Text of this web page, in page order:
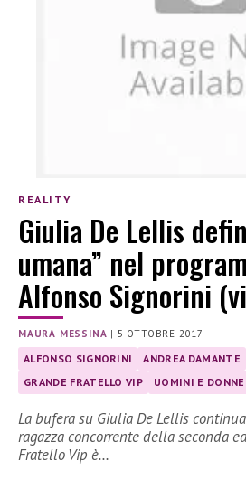
REALITY
Giulia De Lellis
umana” nel
Alfonso Signorini
MAURA MESSINA | 5 OTTOBRE 2017
ALFONSO SIGNORINI ANDREA DAMANTE
GRANDE FRATELLO VIP
UOMINI E DONNE
La bufera su Giulia De Lellis
ragazza concorrente della seconda
Fratello Vip è…